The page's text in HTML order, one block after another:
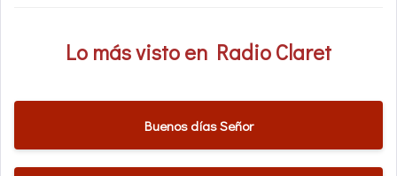
Lo más visto en Radio Claret
Buenos días Señor